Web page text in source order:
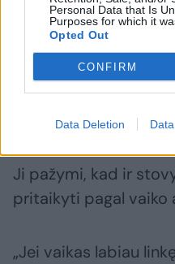
Personal Data that Is
Purposes for which it
Opted Out
CONFIRM
Data Deletion
sporto, poilsio ir
būrelius.
vaikai ne tik lavina
ir įgyja naujų žinių
specialistė.
Ji pažymi, kad ir
pritaikyti pagal vaiko
„Jei vaikas labiau